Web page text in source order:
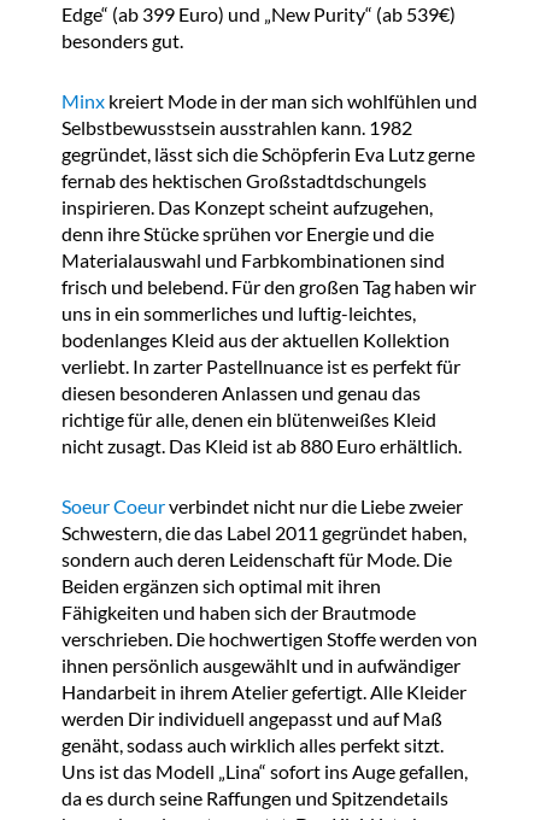
Edge“ (ab 399 Euro) und „New Purity“ (ab 539€)
besonders gut.
Minx kreiert Mode in der man sich wohlfühlen und
Selbstbewusstsein ausstrahlen kann. 1982
gegründet, lässt sich die Schöpferin Eva Lutz gerne
fernab des hektischen Großstadtdschungels
inspirieren. Das Konzept scheint aufzugehen,
denn ihre Stücke sprühen vor Energie und die
Materialauswahl und Farbkombinationen sind
frisch und belebend. Für den großen Tag haben wir
uns in ein sommerliches und luftig-leichtes,
bodenlanges Kleid aus der aktuellen Kollektion
verliebt. In zarter Pastellnuance ist es perfekt für
diesen besonderen Anlassen und genau das
richtige für alle, denen ein blütenweißes Kleid
nicht zusagt. Das Kleid ist ab 880 Euro erhältlich.
Soeur Coeurverbindet nicht nur die Liebe zweier
Schwestern, die das Label 2011 gegründet haben,
sondern auch deren Leidenschaft für Mode. Die
Beiden ergänzen sich optimal mit ihren
Fähigkeiten und haben sich der Brautmode
verschrieben. Die hochwertigen Stoffe werden von
ihnen persönlich ausgewählt und in aufwändiger
Handarbeit in ihrem Atelier gefertigt. Alle Kleider
werden Dir individuell angepasst und auf Maß
genäht, sodass auch wirklich alles perfekt sitzt.
Uns ist das Modell „Lina“ sofort ins Auge gefallen,
da es durch seine Raffungen und Spitzendetails